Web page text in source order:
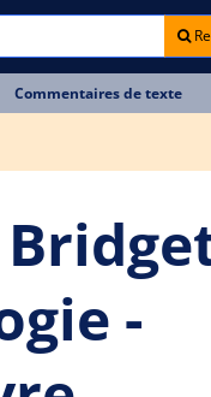
Commentaires de texte
-